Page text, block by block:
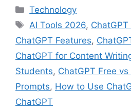
Technology
AI Tools 2026,
ChatGPT Features,
ChatGPT for Content
Students, ChatGPT Free vs
Prompts, How to Use
ChatGPT